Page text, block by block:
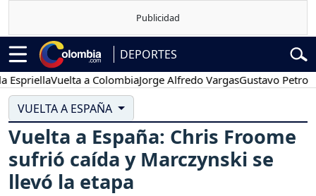
DEPORTES
Vuelta a ColombiaJorge Alfredo VargasGustavo Petro
VUELTA A ESPAÑA
Vuelta a España: Chris Froome
sufrió caída y Marczynski se
llevó la etapa